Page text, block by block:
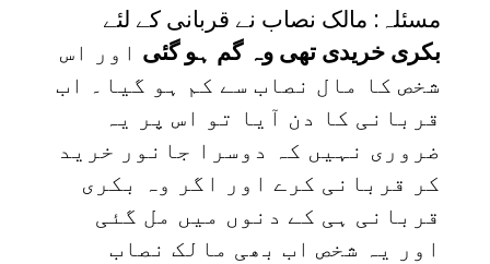
مسئلہ: مالک نصاب نے قربانی کے لئے
بکری خریدی تھی وہ گم ہو گئی اور اس
شخص کا مال نصاب سے کم ہو گیا۔ اب
قربانی کا دن آیا تو اس پر یہ
ضروری نہیں کہ دوسرا جانور خرید
کر قربانی کرے اور اگر وہ بکری
قربانی ہی کے دنوں میں مل گئی
اور یہ شخص اب بھی مالک نصاب